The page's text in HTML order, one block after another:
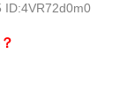
ID:4VR72d0m0